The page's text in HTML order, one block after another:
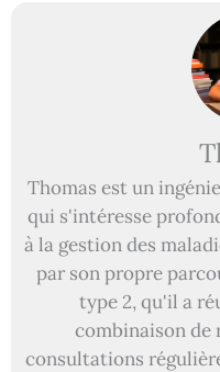
Thomas est un
qui s'intéresse
à la gestion des
par son propre
type 2, qu'il a
combinaison de
consultations